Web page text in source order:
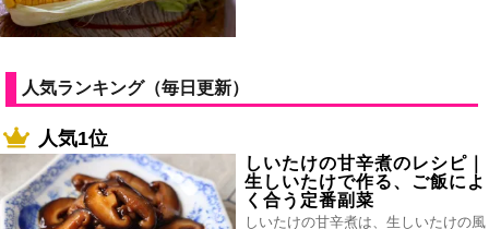
人気ランキング（毎日更新）
人気1位
しいたけの甘辛煮のレシピ｜
生しいたけで作る、ご飯によ
く合う定番副菜
しいたけの甘辛煮は、生しいたけの風